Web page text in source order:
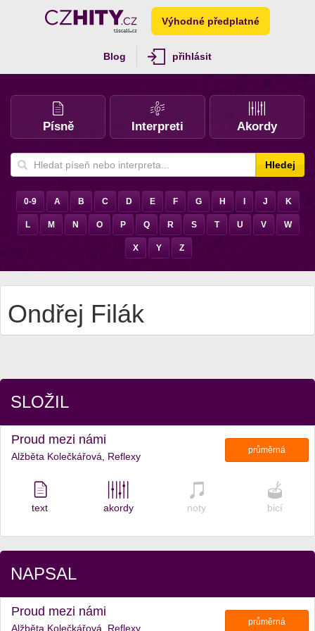
Výhodné předplatné
Blog přihlásit
Písně Interpreti Akordy
Hledej
0-9 A B C D E F G H J K
L M N O P Q R S T U V W
X Y Z
Ondřej Filák
SLOŽIL
Proud mezi námi
Alžběta Kolečkářová, Reflexy
průměrná
text akordy noty bicí
NAPSAL
Proud mezi námi
Alžběta Kolečkářová, Reflexy
průměrná